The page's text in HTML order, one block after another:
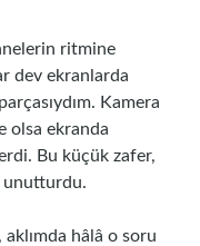
ritmine
dev ekranlarda
Kamera
olsa ekranda
Bu küçük zafer,
unutturdu.
hâlâ o soru